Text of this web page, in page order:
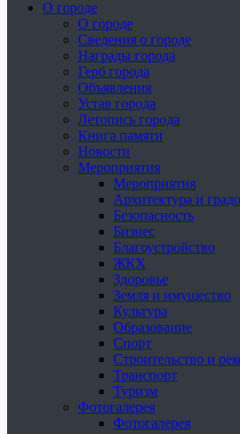
О городе
О городе
Сведения о городе
Награды города
Герб города
Объявления
Устав города
Летопись города
Книга памяти
Новости
Мероприятия
Мероприятия
Архитектура и
Безопасность
Бизнес
Благоустройство
ЖКХ
Здоровье
Земля и имущество
Культура
Образование
Спорт
Строительство и
Транспорт
Туризм
Фотогалерея
Фотогалерея